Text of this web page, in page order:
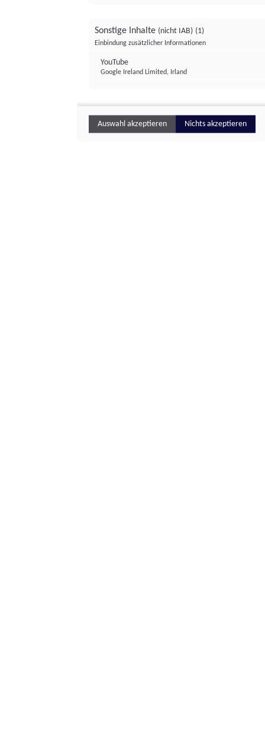
Sonstige Inhalte (nicht IAB) (1)
Einbindung zusätzlicher Informationen
YouTube
Google Ireland Limited, Irland
Auswahl akzeptieren Nichts akzeptieren